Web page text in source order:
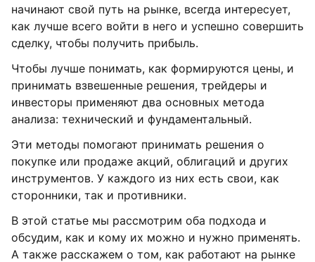
начинают свой путь на рынке, всегда интересует,
как лучше всего войти в него и успешно совершить
сделку, чтобы получить прибыль.
Чтобы лучше понимать, как формируются цены, и
принимать взвешенные решения, трейдеры и
инвесторы применяют два основных метода
анализа: технический и фундаментальный.
Эти методы помогают принимать решения о
покупке или продаже акций, облигаций и других
инструментов. У каждого из них есть свои, как
сторонники, так и противники.
В этой статье мы рассмотрим оба подхода и
обсудим, как и кому их можно и нужно применять.
А также расскажем о том, как работают на рынке